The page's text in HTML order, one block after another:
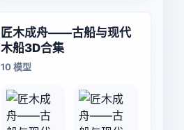
匠木成舟——古船与现代
木船3D合集
10 模型